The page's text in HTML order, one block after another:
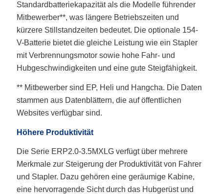
Standardbatteriekapazität als die Modelle führender
Mitbewerber**, was längere Betriebszeiten und
kürzere Stillstandzeiten bedeutet. Die optionale 154-
V-Batterie bietet die gleiche Leistung wie ein Stapler
mit Verbrennungsmotor sowie hohe Fahr- und
Hubgeschwindigkeiten und eine gute Steigfähigkeit.
** Mitbewerber sind EP, Heli und Hangcha. Die Daten
stammen aus Datenblättern, die auf öffentlichen
Websites verfügbar sind.
Höhere Produktivität
Die Serie ERP2.0-3.5MXLG verfügt über mehrere
Merkmale zur Steigerung der Produktivität von Fahrer
und Stapler. Dazu gehören eine geräumige Kabine,
eine hervorragende Sicht durch das Hubgerüst und